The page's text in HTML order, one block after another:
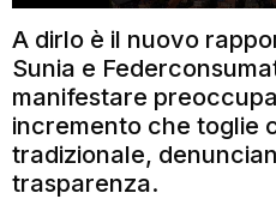
A dirlo è il nuovo
Sunia e
manifestare
incremento che toglie
tradizionale,
trasparenza.